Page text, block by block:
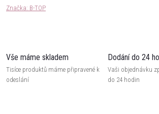
Značka: B-TOP
Vše máme skladem
Tisíce produktů máme připravené k
odeslání
Dodání do 24
Vaši objednávku
do 24 hodin